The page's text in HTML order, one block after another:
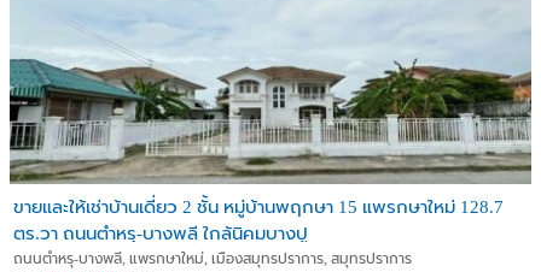
ขายและให้เช่าบ้านเดี่ยว 2 ชั้น หมู่บ้านพฤกษา 15 แพรกษาใหม่ 128.7
ตร.วา ถนนตำหรุ-บางพลี ใกล้นิคมบางปู
ถนนตำหรุ-บางพลี, แพรกษาใหม่, เมืองสมุทรปราการ, สมุทรปราการ